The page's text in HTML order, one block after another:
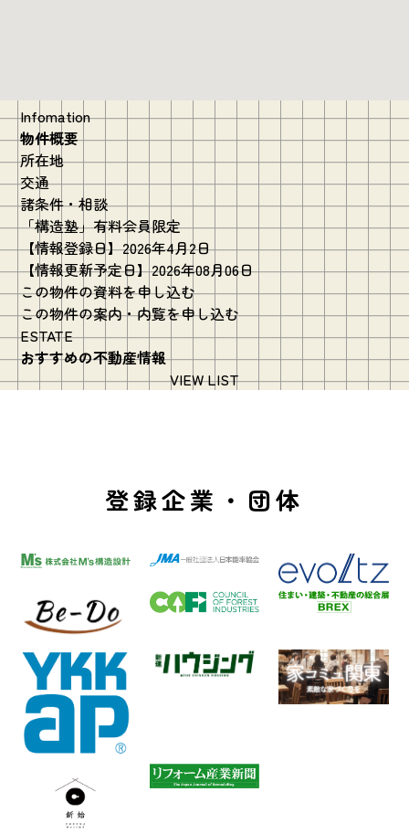
Infomation
物件概要
所在地
交通
諸条件・相談
「構造塾」有料会員限定
【情報登録日】2026年4月2日
【情報更新予定日】2026年08月06日
この物件の資料を申し込む
この物件の案内・内覧を申し込む
ESTATE
おすすめの不動産情報
VIEW LIST
登録企業・団体